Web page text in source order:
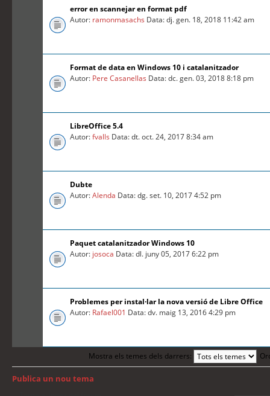
error en scannejar en format pdf
Autor: ramonmasachs Data: dj. gen. 18, 2018 11:42 am
Format de data en Windows 10 i catalanitzador
Autor: Pere Casanellas Data: dc. gen. 03, 2018 8:18 pm
LibreOffice 5.4
Autor:fvalls Data: dt. oct. 24, 2017 8:34 am
Dubte
Autor:Alenda Data: dg. set. 10, 2017 4:52 pm
Paquet catalanitzador Windows 10
Autor: josoca Data: dl. juny 05, 2017 6:22 pm
Problemes per instal·lar la nova versió de Libre Office
Autor: Rafael001 Data: dv. maig 13, 2016 4:29 pm
Mostra els temes dels darrers:
Publica un nou tema